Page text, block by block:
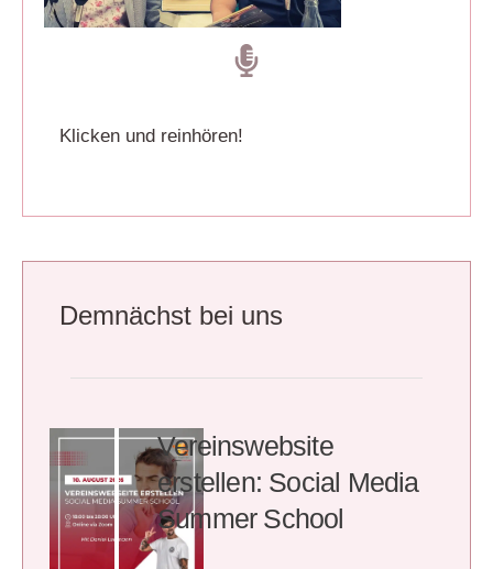
Klicken und reinhören!
Demnächst bei uns
Vereinswebsite
erstellen: Social Media
Summer School